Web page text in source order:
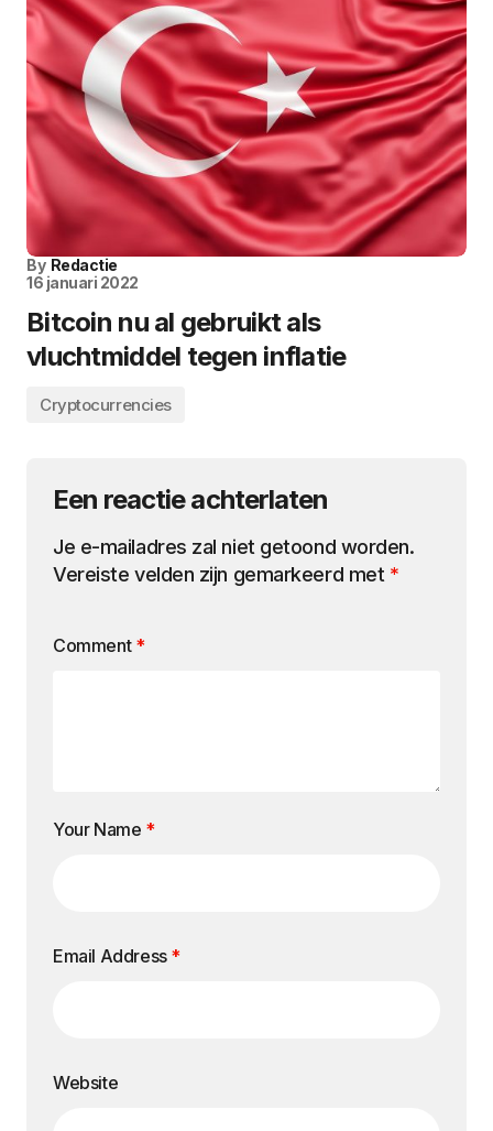
By Redactie
16 januari 2022
Bitcoin nu al gebruikt als
vluchtmiddel tegen inflatie
Cryptocurrencies
Een reactie achterlaten
Je e-mailadres zal niet getoond worden.
Vereiste velden zijn gemarkeerd met *
Comment *
Your Name *
Email Address *
Website